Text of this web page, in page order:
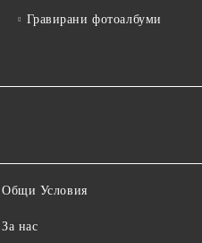
Гравирани фотоалбуми
Общи Условия
За нас